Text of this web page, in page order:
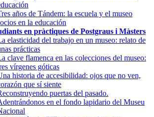
años de Tándem: la escuela y el museo
en la educación
en pràctiques de Postgraus i Màsters
elasticidad del trabajo en un museo: relato de
prácticas
clave flamenca en las colecciones del museo:
vírgenes góticas
historia de accesibilidad: ojos que no ven,
que sí siente
puertas del pasado.
en el fondo lapidario del Museu